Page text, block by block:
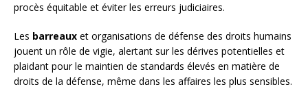
procès équitable et éviter les erreurs judiciaires.
Les barreaux et organisations de défense des droits humains
jouent un rôle de vigie, alertant sur les dérives potentielles et
plaidant pour le maintien de standards élevés en matière de
droits de la défense, même dans les affaires les plus sensibles.